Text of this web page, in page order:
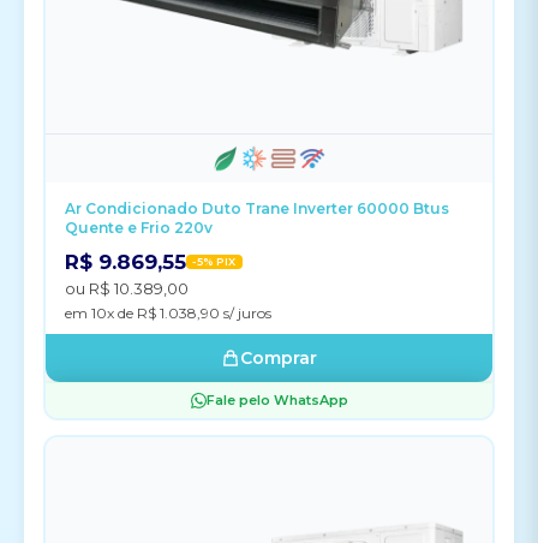
Ar Condicionado Duto Trane Inverter 60000 Btus
Quente e Frio 220v
R$ 9.869,55 -5% PIX
ou R$ 10.389,00
em 10x de R$ 1.038,90 s/ juros
Comprar
Fale pelo WhatsApp